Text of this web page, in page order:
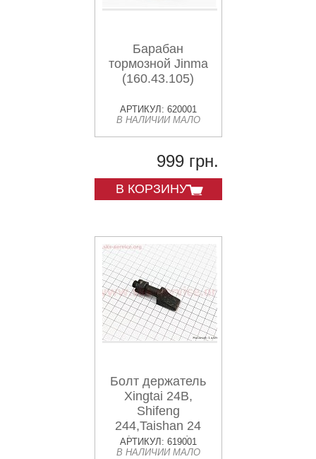
Барабан
тормозной Jinma
(160.43.105)
АРТИКУЛ: 620001
В НАЛИЧИИ МАЛО
999 грн.
В КОРЗИНУ
Болт держатель
Xingtai 24B,
Shifeng
244,Taishan 24
(12.37.152)
АРТИКУЛ: 619001
В НАЛИЧИИ МАЛО